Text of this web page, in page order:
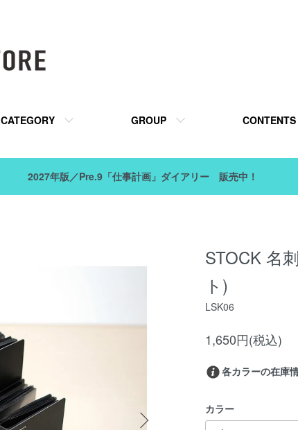
CATEGORY GROUP CONTENTS
2027年版／Pre.9「仕事計画」ダイアリー 販売中！
STOCK 名
ト)
LSK06
1,650円(税込)
各カラーの在庫
カラー